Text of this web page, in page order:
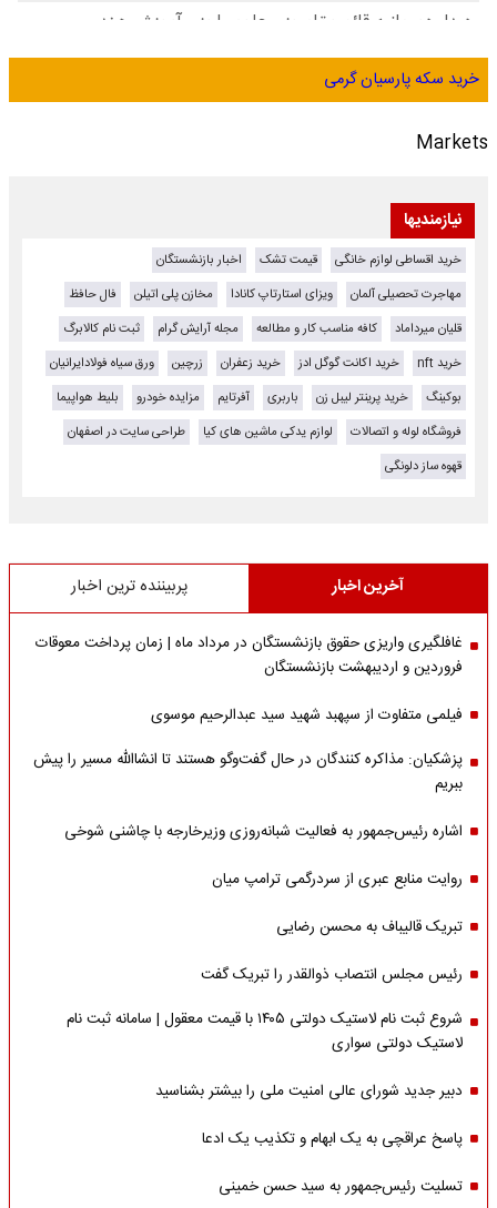
خرید سکه پارسیان گرمی
Markets
نیازمندیها
خرید اقساطی لوازم خانگی قیمت تشک
اخبار بازنشستگان
مهاجرت تحصیلی آلمان
ویزای استارتاپ کانادا مخازن پلی اتیلن
فال حافظ
قلیان میرداماد
کافه مناسب کار و مطالعه مجله آرایش گرام
ثبت نام کالابرگ
خرید nft
خرید اکانت گوگل ادز خرید زعفران زرچین
ورق سیاه فولادایرانیان
بوکینگ
خرید پرینتر لیبل زن باربری آفرتایم مزایده خودرو
بلیط هواپیما
فروشگاه لوله و اتصالات
لوازم یدکی ماشین های کیا
طراحی سایت در اصفهان
قهوه ساز دلونگی
آخرین اخبار پربیننده ترین اخبار
غافلگیری واریزی حقوق بازنشستگان در مرداد ماه | زمان پرداخت معوقات
فروردین و اردیبهشت بازنشستگان
فیلمی متفاوت از سپهبد شهید سید عبدالرحیم موسوی
پزشکیان: مذاکره کنندگان در حال گفت‌وگو هستند تا انشاالله مسیر را پیش
ببریم
اشاره‌ رئیس‌جمهور به فعالیت شبانه‌روزی وزیر‌خارجه با چاشنی شوخی
روایت منابع عبری از سردرگمی ترامپ میان
تبریک قالیباف به محسن رضایی
رئیس مجلس انتصاب ذوالقدر را تبریک گفت
شروع ثبت نام لاستیک دولتی ۱۴۰۵ با قیمت معقول | سامانه ثبت نام
لاستیک دولتی سواری
دبیر جدید شورای عالی امنیت ملی را بیشتر بشناسید
پاسخ عراقچی به یک ابهام و تکذیب یک ادعا
تسلیت رئیس‌جمهور به سید حسن خمینی